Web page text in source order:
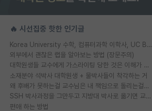
🔥 시선집중 핫한 인기글
Korea University 수학, 컴퓨터과학 이학사, UC Berkeley 산업공학 대학원 공학박사가 되는 것은 쉽지 않겠죠?
외부에서 괜찮은 랩을 알아보는 방법 (장문주의)
대학원생들 교수에게 가스라이팅 당한 것은 이해가 갑니다. 안타깝네요.
소재분야 석박사 대학원생 + 물박사들이 착각하는 거
왜 후배가 못하는걸 교수님은 내 책임으로 돌리는걸까요?
SSH 박사과정을 그만두고 지방대 박사로 옮기면 교수의 꿈은 끝일까요?
편애 하는 방법